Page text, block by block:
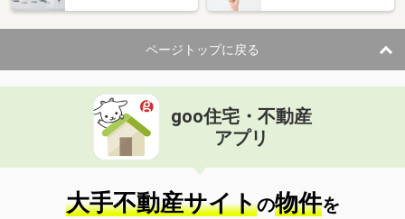
ページトップに戻る
goo住宅・不動産
アプリ
大手不動産サイトの物件を